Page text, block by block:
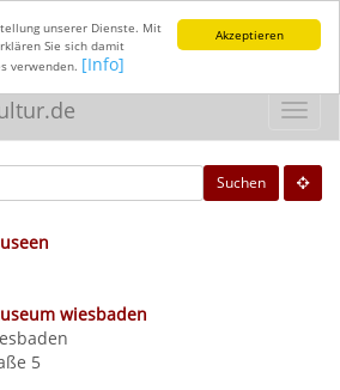
Akzeptieren
unserer Dienste. Mit
Sie sich damit
verwenden. [Info]
Suchen
wiesbaden
5